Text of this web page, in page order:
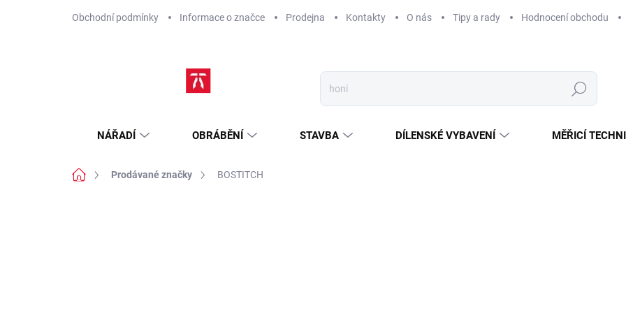
Obchodní podmínky Informace o značce Prodejna Kontakty O nás Tipy a rady Hodnocení obchodu
Hledat
NÁŘADÍ OBRÁBĚNÍ STAVBA DÍLENSKÉ VYBAVENÍ MĚŘICÍ
Domů Prodávané značky BOSTITCH